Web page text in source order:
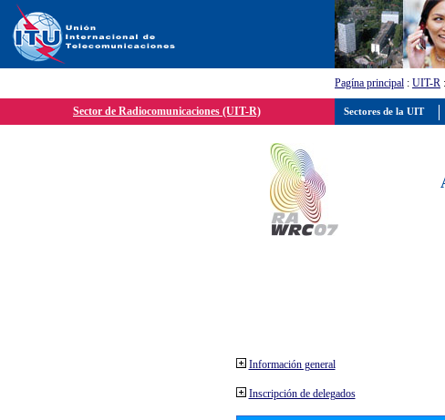
Pagína principal : UIT-R :
Sector de Radiocomunicaciones (UIT-R)
Información general
Inscripción de delegados
Sectores de la UIT